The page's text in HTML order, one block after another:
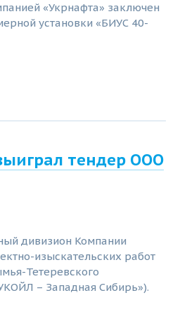
«Укрнафта» заключен
установки «БИУС 40-
тендер ООО
дивизион Компании
изыскательских работ
Тетеревского
– Западная Сибирь»).